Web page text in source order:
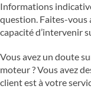
Informations
question. Faites-vous
capacité d’intervenir
Vous avez un doute
moteur ? Vous avez
client est à votre